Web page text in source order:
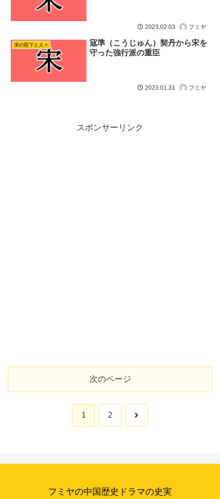
2023.02.03 フミヤ
宋の臣下と人々
寇準（こうじゅん）契丹から宋を
守った強行派の重臣
2023.01.31 フミヤ
スポンサーリンク
次のページ
1 2 次
フミヤの中国歴史ドラマの史実